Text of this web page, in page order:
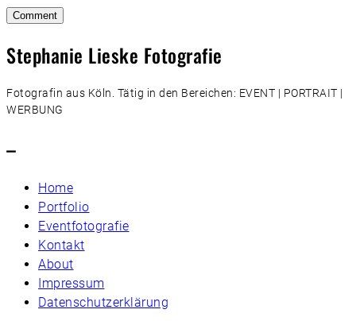
Stephanie Lieske Fotografie
Fotografin aus Köln. Tätig in den Bereichen: EVENT | PORTRAIT |
WERBUNG
–
Home
Portfolio
Eventfotografie
Kontakt
About
Impressum
Datenschutzerklärung